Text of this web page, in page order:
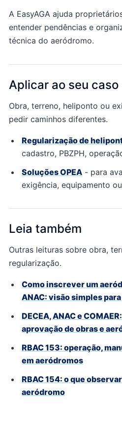
A EasyAGA ajuda
entender pendências e
técnica do aeródromo.
Aplicar ao seu caso
Obra, terreno, heliponto ou
pedir caminhos diferentes.
Regularização de
cadastro, PBZPH,
Soluções OPEA - para
exigência, equipamento
Leia também
Outras leituras sobre obra,
regularização.
Como inscrever um
ANAC: visão simples
DECEA, ANAC e
aprovação de obras e
RBAC 153: operação,
em aeródromos
RBAC 154: o que
aeródromo